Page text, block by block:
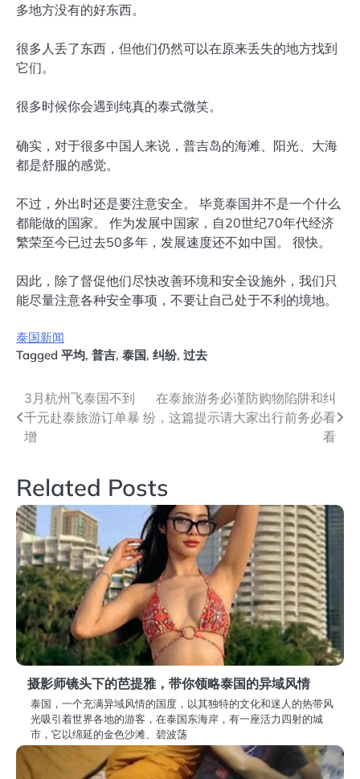
多地方没有的好东西。
很多人丢了东西，但他们仍然可以在原来丢失的地方找到
它们。
很多时候你会遇到纯真的泰式微笑。
确实，对于很多中国人来说，普吉岛的海滩、阳光、大海
都是舒服的感觉。
不过，外出时还是要注意安全。 毕竟泰国并不是一个什么
都能做的国家。 作为发展中国家，自20世纪70年代经济
繁荣至今已过去50多年，发展速度还不如中国。 很快。
因此，除了督促他们尽快改善环境和安全设施外，我们只
能尽量注意各种安全事项，不要让自己处于不利的境地。
泰国新闻
Tagged 平均, 普吉, 泰国, 纠纷, 过去
文
章
航
3月杭州飞泰国不到
千元赴泰旅游订单暴
增
在泰旅游务必谨防购物陷阱和纠
纷，这篇提示请大家出行前务必看
看
Related Posts
摄影师镜头下的芭提雅，带你领略泰国的异域风情
泰国，一个充满异域风情的国度，以其独特的文化和迷人的热带风
光吸引着世界各地的游客，在泰国东海岸，有一座活力四射的城
市，它以绵延的金色沙滩、碧波荡